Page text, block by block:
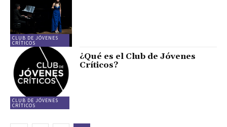
CLUB DE JÓVENES
CRÍTICOS
CLUB DE JÓVENES
CRÍTICOS
¿Qué es el Club de Jóvenes
Críticos?